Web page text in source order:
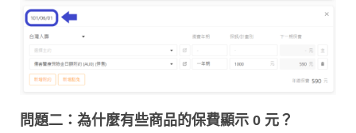
問題二：為什麼有些商品的保費顯示 0 元？